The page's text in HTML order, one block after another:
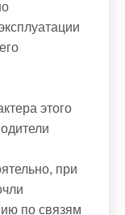
этого
при
по связям